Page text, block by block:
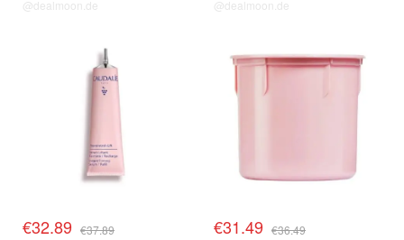
@dealmoon.de @dealmoon.de
€32.89 €37.89 €31.49 €36.49